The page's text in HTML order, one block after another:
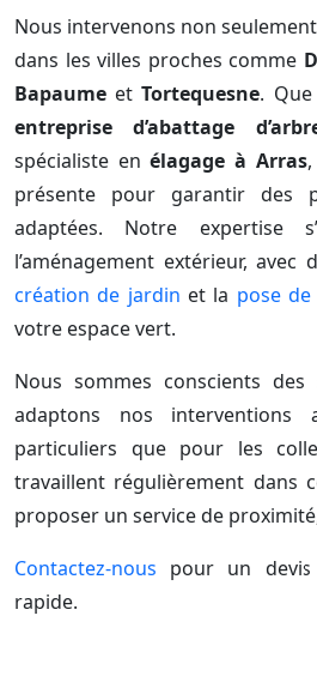
Nous intervenons non
dans les villes proches comme
Bapaume etTortequesne.
entreprise d’abattage
spécialiste enélagage à Arras
présente pour garantir des
adaptées. Notre expertise
l’aménagement extérieur, avec
création de jardin et la pose
votre espace vert.
Nous sommes conscients
adaptons nos
particuliers que pour les
travaillent régulièrement dans
proposer un service de
Contactez-nous pour un
rapide.